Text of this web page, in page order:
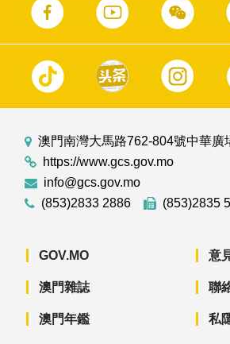
澳門南灣大馬路762-804號中華廣
https://www.gcs.gov.mo
info@gcs.gov.mo
(853)2833 2886
(853)2835
GOV.MO
澳門雜誌
澳門年鑑
意
聯
私